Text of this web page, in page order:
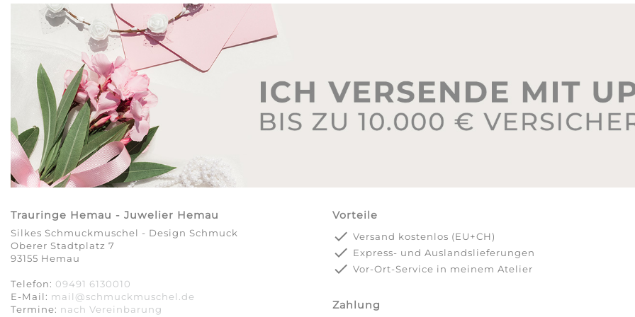
Trauringe Hemau - Juwelier Hemau
Silkes Schmuckmuschel - Design Schmuck
Oberer Stadtplatz 7
93155 Hemau
Telefon: 09491 6130010
E-Mail: mail@schmuckmuschel.de
Termine: nach Vereinbarung​​​​​​​
Vorteile
done Versand kostenlos (EU+CH)
done Express- und Auslandslieferungen
done Vor-Ort-Service in meinem Atelier
Zahlung